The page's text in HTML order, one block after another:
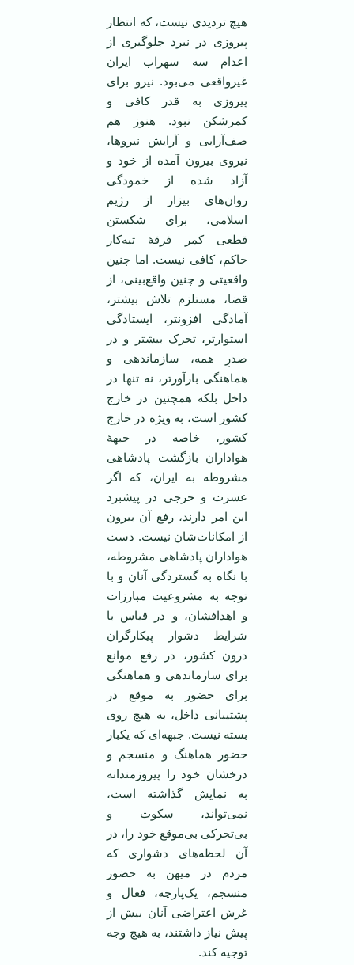
هیچ تردیدی نیست، که انتظار
پیروزی در نبرد جلوگیری از
اعدام سه سهراب ایران
غیرواقعی می‌بود. نیرو برای
پیروزی به قدر کافی و
کمرشکن نبود. هنوز هم
صف‌آرایی و آرایش نیروها،
نیروی بیرون آمده از خود و
آزاد شده از خمودگی
روان‌های بیزار از رژیم
اسلامی، برای شکستن
قطعی کمر فرقۀ تبه‌کار
حاکم، کافی نیست. اما چنین
واقعیتی و چنین واقع‌بینی، از
قضا، مستلزم تلاش بیشتر،
آمادگی افزونتر، ایستادگی
استوارتر، تحرک بیشتر و در
صدرِ همه، سازماندهی و
هماهنگی بارآورتر، نه تنها در
داخل بلکه همچنین در خارج
کشور است، به ویژه در خارج
کشور، خاصه در جبهۀ
هواداران بازگشت پادشاهی
مشروطه به ایران، که اگر
عسرت و حرجی در پیشبرد
این امر دارند، رفع آن بیرون
از امکانات‌شان نیست. دست
هواداران پادشاهی مشروطه،
با نگاه به گستردگی آنان و با
توجه به مشروعیت مبارزات
و اهدافشان، و در قیاس با
شرایط دشوار پیکارگران
درون کشور، در رفع موانع
برای سازماندهی و هماهنگی
برای حضور به موقع در
پشتیبانی داخل، به هیچ روی
بسته نیست. جبهه‌ای که یکبار
حضور هماهنگ و منسجم و
درخشان خود را پیروزمندانه
به نمایش گذاشته است،
نمی‌تواند، سکوت و
بی‌تحرکی بی‌موقع خود را، در
آن لحظه‌های دشواری که
مردم در میهن به حضور
منسجم، یک‌پارچه، فعال و
غرش اعتراضی آنان بیش از
پیش نیاز داشتند، به هیچ وجه
توجیه کند.